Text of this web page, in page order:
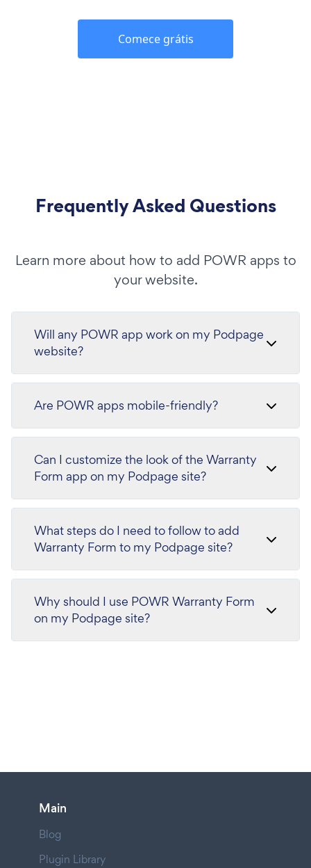
Comece grátis
Frequently Asked Questions
Learn more about how to add POWR apps to
your website.
Will any POWR app work on my Podpage
website?
Are POWR apps mobile-friendly?
Can I customize the look of the Warranty
Form app on my Podpage site?
What steps do I need to follow to add
Warranty Form to my Podpage site?
Why should I use POWR Warranty Form
on my Podpage site?
Main
Blog
Plugin Library